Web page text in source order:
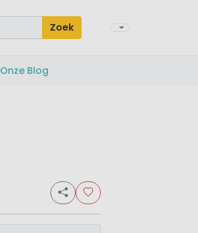
Zoek
Onze Blog